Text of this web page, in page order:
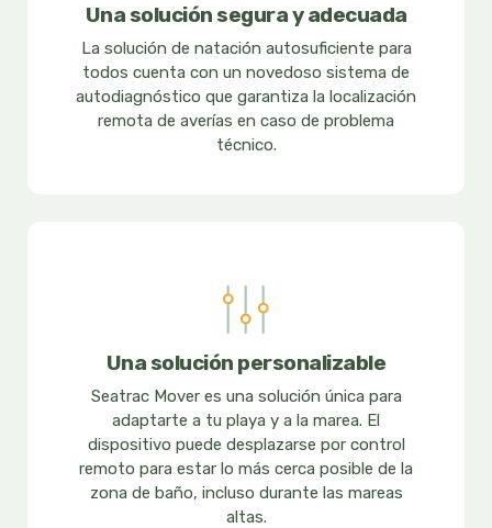
Una solución segura y adecuada
La solución de natación autosuficiente para
todos cuenta con un novedoso sistema de
autodiagnóstico que garantiza la localización
remota de averías en caso de problema
técnico.
Una solución personalizable
Seatrac Mover es una solución única para
adaptarte a tu playa y a la marea. El
dispositivo puede desplazarse por control
remoto para estar lo más cerca posible de la
zona de baño, incluso durante las mareas
altas.